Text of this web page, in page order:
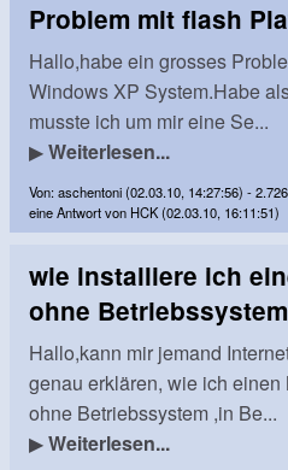
Problem mit flash
Hallo,habe ein grosses
Windows XP System.Habe
musste ich um mir eine Se...
▶Weiterlesen...
Von: aschentoni (02.03.10, 14:27:56) -
eine Antwort von HCK (02.03.10, 16:11:51)
wie installiere ich
ohne Betriebssystem
Hallo,kann mir jemand
genau erklären, wie ich
ohne Betriebssystem ,in Be...
▶Weiterlesen...